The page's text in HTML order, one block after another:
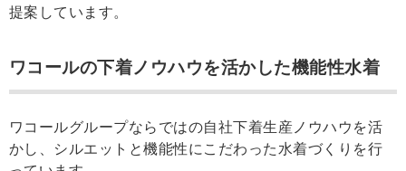
提案しています。
ワコールの下着ノウハウを活かした機能性水着
ワコールグループならではの自社下着生産ノウハウを活
かし、シルエットと機能性にこだわった水着づくりを行